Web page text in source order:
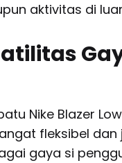
aktivitas di
Nike Blazer
fleksibel dan
gaya si